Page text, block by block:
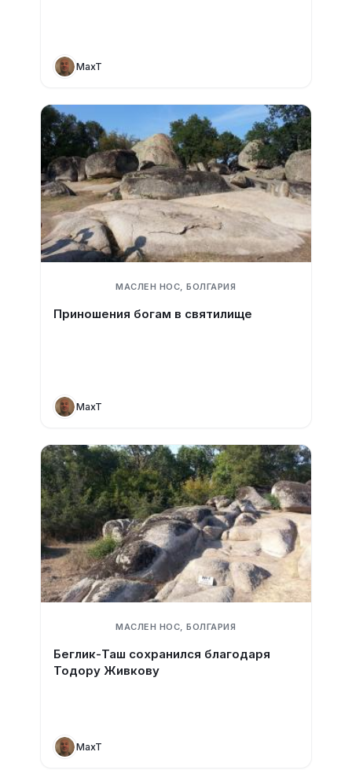
MaxT
МАСЛЕН НОС, БОЛГАРИЯ
Приношения богам в святилище
MaxT
МАСЛЕН НОС, БОЛГАРИЯ
Беглик-Таш сохранился благодаря
Тодору Живкову
MaxT